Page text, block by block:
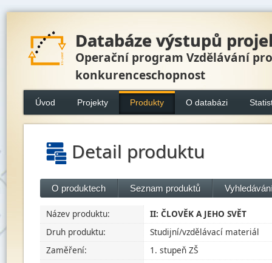
Databáze výstupů
Operační program Vzdělávání pro
konkurenceschopnost
Úvod Projekty Produkty O databázi
Detail produktu
O produktech Seznam produktů
Název produktu:
II: ČLOVĚK A JEHO SVĚT
Druh produktu:
Studijní/vzdělávací materiál
Zaměření:
1. stupeň ZŠ